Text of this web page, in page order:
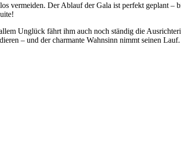
vermeiden. Der Ablauf der Gala ist perfekt geplant –
Unglück fährt ihm auch noch ständig die
– und der charmante Wahnsinn nimmt seinen Lauf.